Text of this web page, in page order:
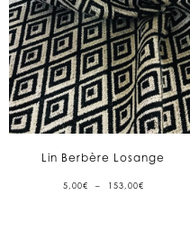
Lin Berbère Losange
5,00€ – 153,00€PLAGE
DE